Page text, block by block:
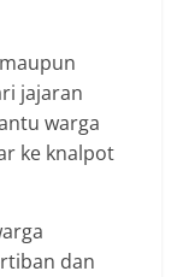
jajaran
warga
ke knalpot
dan